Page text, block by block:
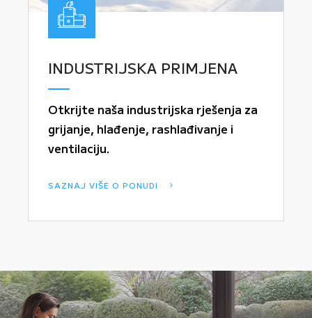
INDUSTRIJSKA PRIMJENA
Otkrijte naša industrijska rješenja za
grijanje, hlađenje, rashlađivanje i
ventilaciju.
SAZNAJ VIŠE O PONUDI